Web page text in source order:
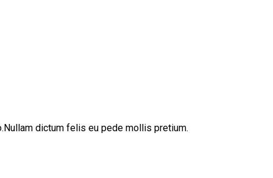
dictum felis eu pede mollis pretium.